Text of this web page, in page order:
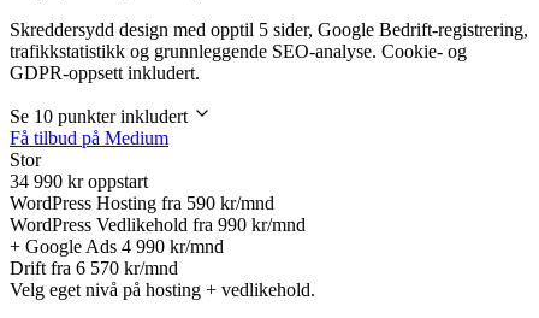
Skreddersydd design med opptil 5 sider, Google Bedrift-registrering,
trafikkstatistikk og grunnleggende SEO-analyse. Cookie- og
GDPR-oppsett inkludert.
Se 10 punkter inkludert
Få tilbud på Medium
Stor
34 990 kr oppstart
WordPress Hosting fra 590 kr/mnd
WordPress Vedlikehold fra 990 kr/mnd
+ Google Ads 4 990 kr/mnd
Drift fra 6 570 kr/mnd
Velg eget nivå på hosting + vedlikehold.